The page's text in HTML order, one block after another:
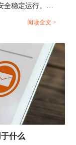
稳定运行。于
中一个，它的
天我们就来聊
...
阅读全文 >
什么